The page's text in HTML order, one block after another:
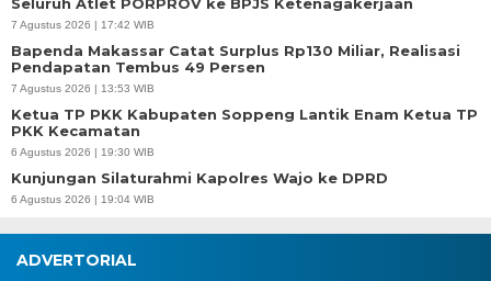
7 Agustus 2026 | 17:42 WIB
Bapenda Makassar Catat Surplus Rp130 Miliar, Realisasi
Pendapatan Tembus 49 Persen
7 Agustus 2026 | 13:53 WIB
Ketua TP PKK Kabupaten Soppeng Lantik Enam Ketua TP
PKK Kecamatan
6 Agustus 2026 | 19:30 WIB
Kunjungan Silaturahmi Kapolres Wajo ke DPRD
6 Agustus 2026 | 19:04 WIB
ADVERTORIAL